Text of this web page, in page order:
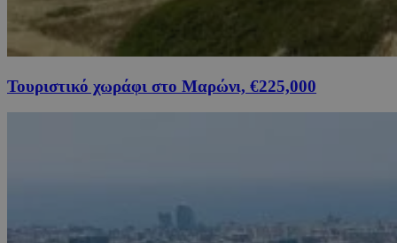
Τουριστικό χωράφι στο Μαρώνι, €225,000